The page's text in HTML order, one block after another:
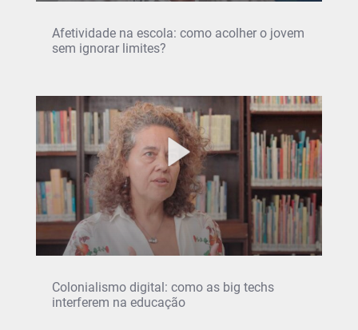
Afetividade na escola: como acolher o jovem
sem ignorar limites?
Colonialismo digital: como as big techs
interferem na educação